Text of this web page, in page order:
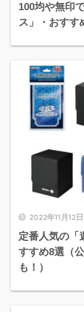
100均や無印
ス」・おすす
2022年11月12日
定番人気の「
すすめ8選（
も！）